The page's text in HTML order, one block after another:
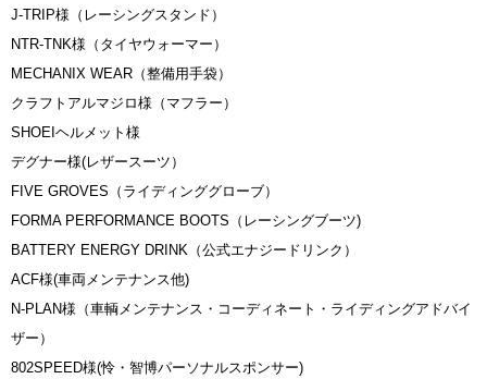
J-TRIP様（レーシングスタンド）
NTR-TNK様（タイヤウォーマー）
MECHANIX WEAR（整備用手袋）
クラフトアルマジロ様（マフラー）
SHOEIヘルメット様
デグナー様(レザースーツ）
FIVE GROVES（ライディンググローブ）
FORMA PERFORMANCE BOOTS（レーシングブーツ)
BATTERY ENERGY DRINK（公式エナジードリンク）
ACF様(車両メンテナンス他)
N-PLAN様（車輌メンテナンス・コーディネート・ライディングアドバイ
ザー）
802SPEED様(怜・智博パーソナルスポンサー)